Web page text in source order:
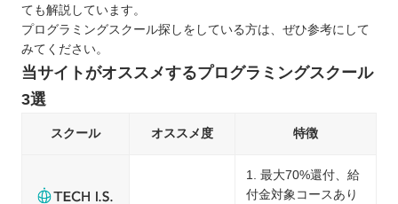
ても解説しています。
プログラミングスクール探しをしている方は、ぜひ参考にして
みてください。
当サイトがオススメするプログラミングスクール
3選
スクール オススメ度 特徴
1. 最大70%還付、給
付金対象コースあり